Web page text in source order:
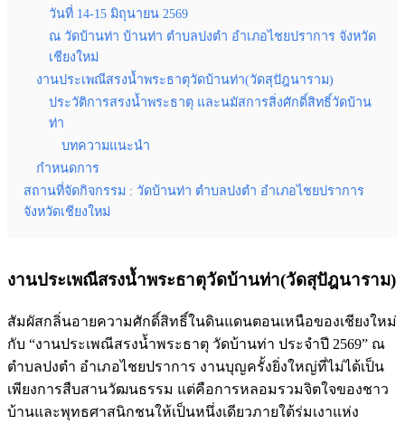
วันที่ 14-15 มิถุนายน 2569
ณ วัดบ้านท่า บ้านท่า ตำบลปงตำ อำเภอไชยปราการ จังหวัด
เชียงใหม่
งานประเพณีสรงน้ำพระธาตุวัดบ้านท่า(วัดสุปัฎนาราม)
ประวัติการสรงน้ำพระธาตุ และนมัสการสิ่งศักดิ์สิทธิ์วัดบ้าน
ท่า
บทความแนะนำ
กำหนดการ
สถานที่จัดกิจกรรม : วัดบ้านท่า ตำบลปงตำ อำเภอไชยปราการ
จังหวัดเชียงใหม่
งานประเพณีสรงน้ำพระธาตุวัดบ้านท่า(วัดสุปัฎนาราม)
สัมผัสกลิ่นอายความศักดิ์สิทธิ์ในดินแดนตอนเหนือของเชียงใหม่
กับ “งานประเพณีสรงน้ำพระธาตุ วัดบ้านท่า ประจำปี 2569” ณ
ตำบลปงตำ อำเภอไชยปราการ งานบุญครั้งยิ่งใหญ่ที่ไม่ได้เป็น
เพียงการสืบสานวัฒนธรรม แต่คือการหลอมรวมจิตใจของชาว
บ้านและพุทธศาสนิกชนให้เป็นหนึ่งเดียวภายใต้ร่มเงาแห่ง